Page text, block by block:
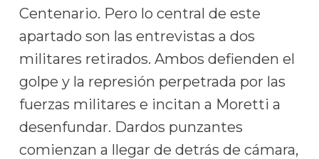
Centenario. Pero lo central de este
apartado son las entrevistas a dos
militares retirados. Ambos defienden el
golpe y la represión perpetrada por las
fuerzas militares e incitan a Moretti a
desenfundar. Dardos punzantes
comienzan a llegar de detrás de cámara,